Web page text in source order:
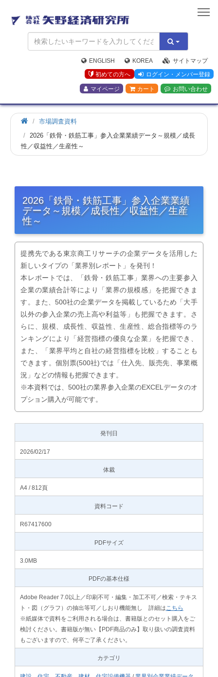
矢
野
経
済
研
究
所
ENGLISH KOREA
サイトマップ
初めての方へ
ログイン・メンバー登録
マイページ カート お問い合わせ
市場調査資料
2026「鉄骨・鉄筋工事」参入企業業績データ～規模／成長
性／収益性／生産性～
2026「鉄骨・鉄筋工事」参入企業業績
データ～規模／成長性／収益性／生産
性～
提携先である東京商工リサーチの企業データを活用した
新しいタイプの「業界別レポート」を発刊！
本レポートでは、「鉄骨・鉄筋工事」業界への主要参入
企業の業績合計等により「業界の規模感」を把握できま
す。また、500社の企業データを掲載しているため「大手
以外の参入企業の売上高や利益等」も把握できます。さ
らに、規模、成長性、収益性、生産性、総合指標等のラ
ンキングにより「経営指標の優良な企業」を把握でき、
また、「業界平均と自社の経営指標を比較」することも
できます。個別票(500社)では「仕入先、販売先、事業概
況」などの情報も把握できます。
※本資料では、500社の業界参入企業のEXCELデータのオ
プション購入が可能です。
発刊日
2026/02/17
体裁
A4 / 812頁
資料コード
R67417600
PDFサイズ
3.0MB
PDFの基本仕様
Adobe Reader 7.0以上／印刷不可・編集・加工不可／検索・テキス
ト・図（グラフ）の抽出等可／しおり機能無し 詳細は こちら
※紙媒体で資料をご利用される場合は、書籍版とのセット購入をご
検討ください。書籍版が無い【PDF商品のみ】取り扱いの調査資料
もございますので、何卒ご了承ください。
カテゴリ